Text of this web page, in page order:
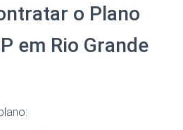
o Plano
em Rio Grande